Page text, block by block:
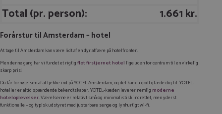
Total (pr. person): 1.661 kr.
Forårstur til Amsterdam – hotel
At tage til Amsterdam kan være lidt af en dyr affære på hotelfronten.
Men denne gang har vi fundet et rigtigflot firstjernet hotel lige uden for centrum til en virkelig
skarp pris!
Du får fornøjelsen af at tjekke ind på YOTEL Amsterdam, og det kan du godt glæde dig til. YOTEL-
hoteller er altid spændende bekendtskaber. YOTEL-kæden leverer nemlig moderne
hoteloplevelser.Værelserne er relativt små og minimalistisk indrettet, men yderst
funktionelle – og typisk udstyret med justerbare senge og lynhurtigt wi-fi.